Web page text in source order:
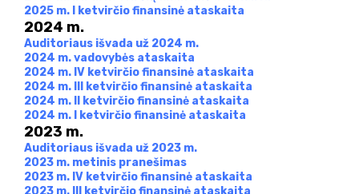
2025 m. I ketvirčio finansinė ataskaita
2024 m.
Auditoriaus išvada už 2024 m.
2024 m. vadovybės ataskaita
2024 m. IV ketvirčio finansinė ataskaita
2024 m. III ketvirčio finansinė ataskaita
2024 m. II ketvirčio finansinė ataskaita
2024 m. I ketvirčio finansinė ataskaita
2023 m.
Auditoriaus išvada už 2023 m.
2023 m. metinis pranešimas
2023 m. IV ketvirčio finansinė ataskaita
2023 m. III ketvirčio finansinė ataskaita